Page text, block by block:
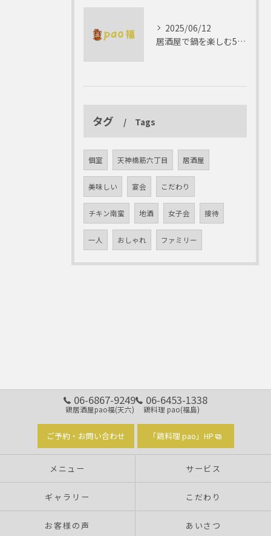
2025/06/12
居酒屋で鍋を楽しむ5つの理由 ゆったりとした時間を
タグ Tags
個室 天神橋筋六丁目 居酒屋
美味しい 宴会 こだわり
チキン南蛮 地酒 女子会 接待
一人 おしゃれ ファミリー
06-6867-9249
鶏居酒屋pao福(天六)
06-6453-1338
鶏料理 pao(福島)
ご予約・お問い合わせ 「鶏料理 pao」HP
メニュー サービス
ギャラリー こだわり
お客様の声 あいさつ